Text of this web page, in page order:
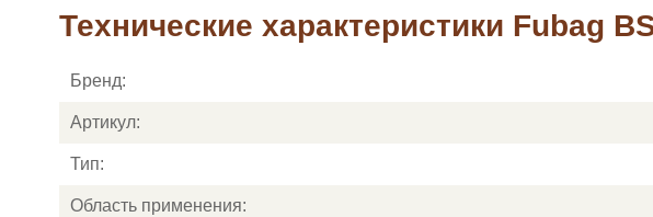
Технические характеристики Fubag
Бренд:
Артикул:
Тип:
Область применения: